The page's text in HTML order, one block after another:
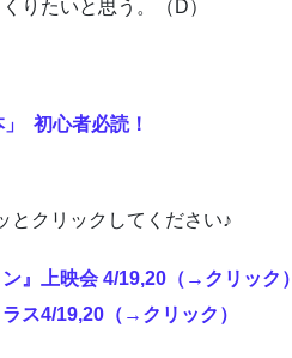
りたいと思う。（D）
初心者必読！
とクリックしてください♪
』上映会 4/19,20（→クリック）
ス4/19,20（→クリック）